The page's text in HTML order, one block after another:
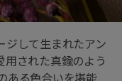
ジして生まれたアン
用された真鍮のよう
ある色合いを堪能